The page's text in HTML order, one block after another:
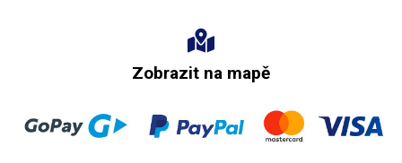
Zobrazit na mapě